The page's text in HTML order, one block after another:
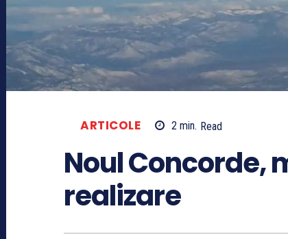
ARTICOLE 2 min. Read
Noul Concorde,
realizare